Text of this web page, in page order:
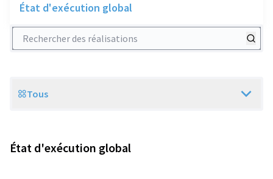
État d'exécution global
Rechercher des réalisations
Scope
Tous
État d'exécution global